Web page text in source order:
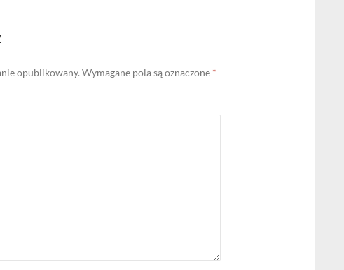
opublikowany. Wymagane pola są oznaczone *